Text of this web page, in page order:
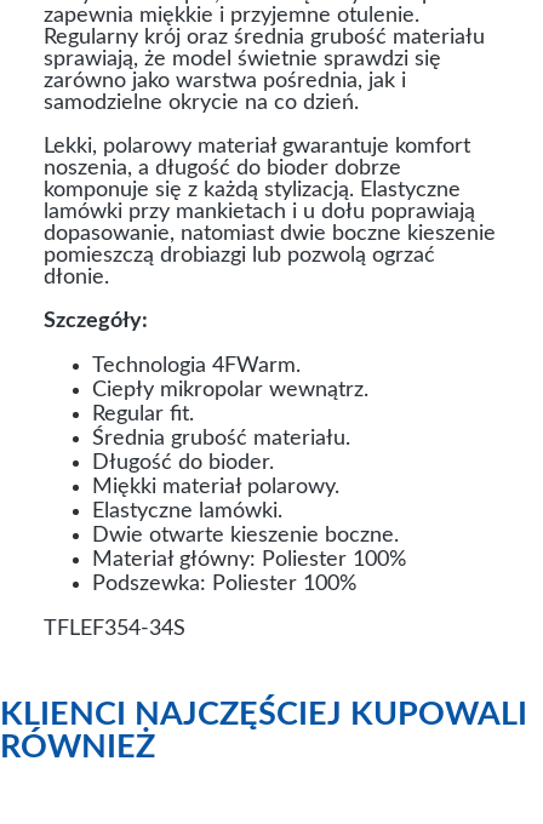
zapewnia miękkie i przyjemne otulenie.
Regularny krój oraz średnia grubość materiału
sprawiają, że model świetnie sprawdzi się
zarówno jako warstwa pośrednia, jak i
samodzielne okrycie na co dzień.
Lekki, polarowy materiał gwarantuje komfort
noszenia, a długość do bioder dobrze
komponuje się z każdą stylizacją. Elastyczne
lamówki przy mankietach i u dołu poprawiają
dopasowanie, natomiast dwie boczne kieszenie
pomieszczą drobiazgi lub pozwolą ogrzać
dłonie.
Szczegóły:
Technologia 4FWarm.
Ciepły mikropolar wewnątrz.
Regular fit.
Średnia grubość materiału.
Długość do bioder.
Miękki materiał polarowy.
Elastyczne lamówki.
Dwie otwarte kieszenie boczne.
Materiał główny: Poliester 100%
Podszewka: Poliester 100%
TFLEF354-34S
KLIENCI NAJCZĘŚCIEJ KUPOWALI
RÓWNIEŻ